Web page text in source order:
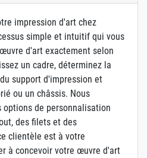
impression d'art chez
simple et intuitif qui vous
d'art exactement selon
un cadre, déterminez la
support d'impression et
ou un châssis. Nous
options de personnalisation
des filets et des
clientèle est à votre
à concevoir votre œuvre d'art